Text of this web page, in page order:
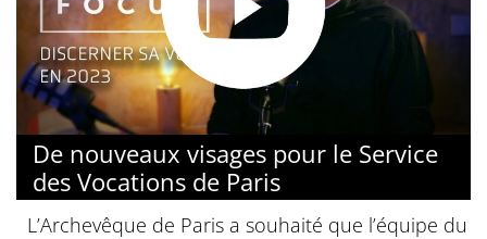
De nouveaux visages pour le Service
des Vocations de Paris
L’Archevêque de Paris a souhaité que l’équipe du